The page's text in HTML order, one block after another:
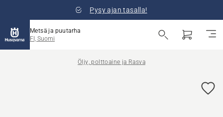
Pysy ajan tasalla!
Metsä ja puutarha
FI, Suomi
Öljy, polttoaine ja Rasva